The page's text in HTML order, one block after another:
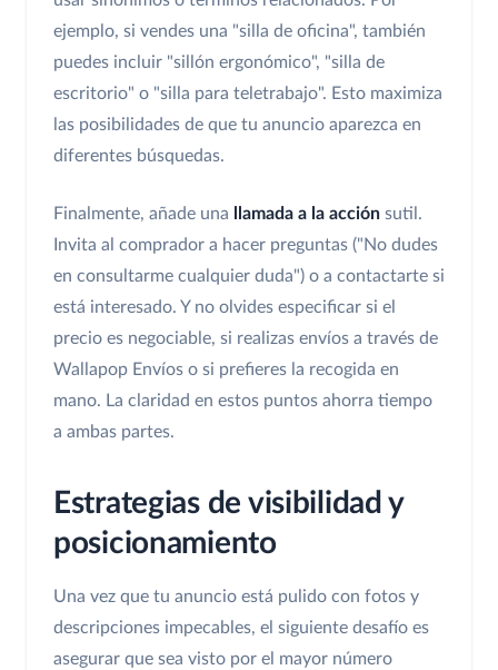
ejemplo, si vendes una "silla de oficina", también
puedes incluir "sillón ergonómico", "silla de
escritorio" o "silla para teletrabajo". Esto maximiza
las posibilidades de que tu anuncio aparezca en
diferentes búsquedas.
Finalmente, añade una llamada a la acción sutil.
Invita al comprador a hacer preguntas ("No dudes
en consultarme cualquier duda") o a contactarte si
está interesado. Y no olvides especificar si el
precio es negociable, si realizas envíos a través de
Wallapop Envíos o si prefieres la recogida en
mano. La claridad en estos puntos ahorra tiempo
a ambas partes.
Estrategias de visibilidad y
posicionamiento
Una vez que tu anuncio está pulido con fotos y
descripciones impecables, el siguiente desafío es
asegurar que sea visto por el mayor número